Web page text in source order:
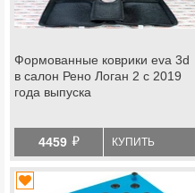
Формованные коврики eva 3d
в салон Рено Логан 2 с 2019
года выпуска
4459 й КУПИТЬ